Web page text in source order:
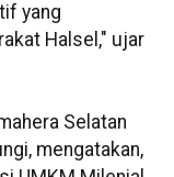
yang
Halsel," ujar
Selatan
mengatakan,